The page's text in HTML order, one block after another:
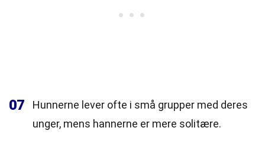
07
Hunnerne lever ofte i små grupper med deres
unger, mens hannerne er mere solitære.